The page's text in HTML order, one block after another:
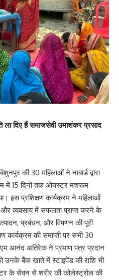
ला दिए हैं समाजसेवी उमाशंकर प्रसाद
की 30 महिलाओं ने नाबार्ड द्वारा
में 15 दिनों तक ओयस्टर मशरूम
इस प्रशिक्षण कार्यक्रम ने महिलाओं
व्यवसाय में सफलता प्राप्त करने के
प्रबंधन, और विपणन की पूरी
कार्यक्रम की समाप्ती पर सभी 30
आनंद अतिरेक ने प्रमाण पत्र प्रदान
उनके बैंक खाते में स्टाइपेंड की राशि भी
के सेवन से शरीर की कोलेस्ट्रोल की